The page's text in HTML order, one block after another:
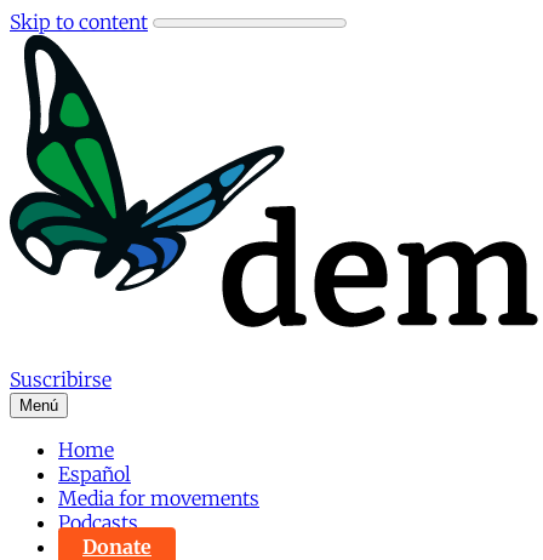
Skip to content
Suscribirse
Menú
Home
Español
Media for movements
Podcasts
Donate